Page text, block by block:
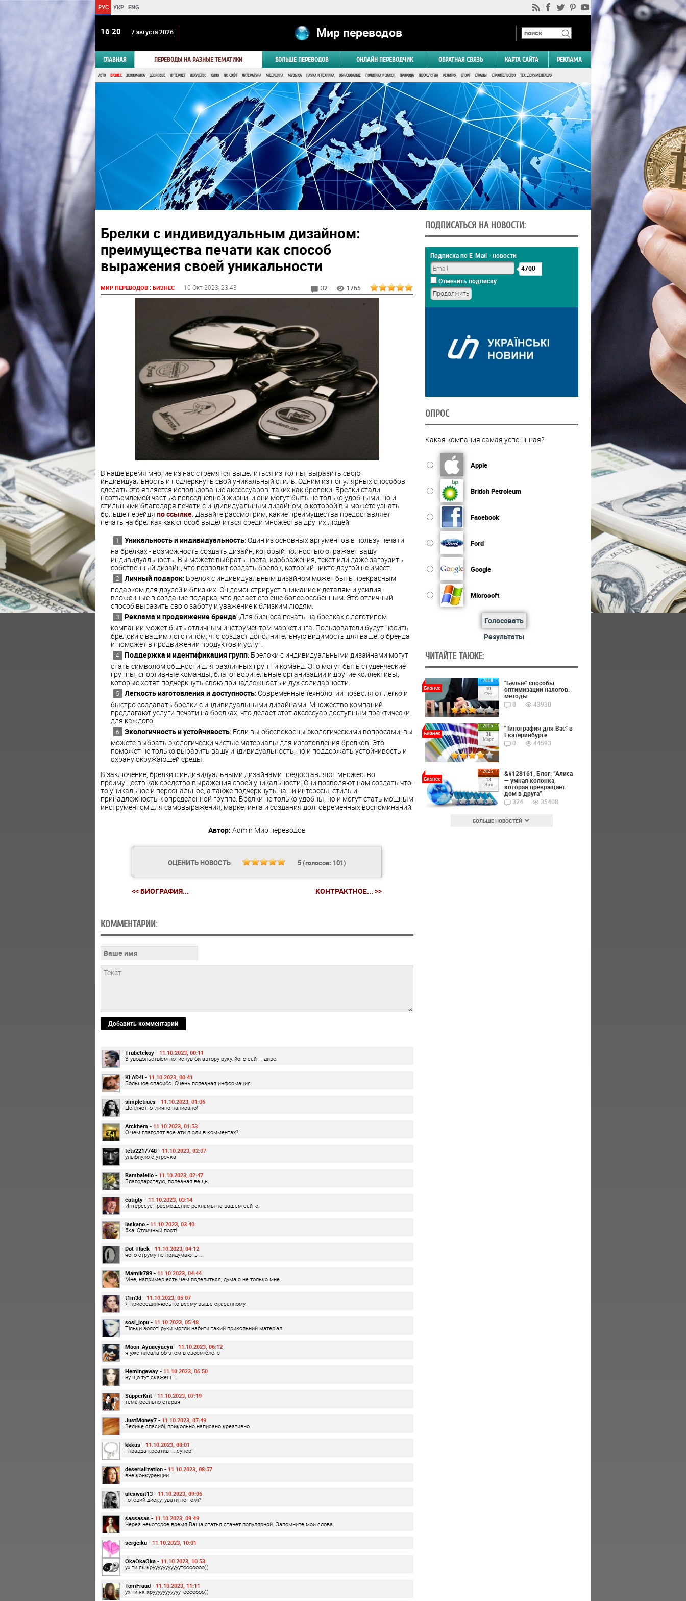
РУС УКР ENG
16:20 7 августа 2026 Мир переводов
ГЛАВНАЯ ПЕРЕВОДЫ НА РАЗНЫЕ ТЕМАТИКИ БОЛЬШЕ ПЕРЕВОДОВ ОНЛАЙН ПЕРЕВОДЧИК ОБРАТНАЯ СВЯЗЬ КАРТА САЙТА РЕКЛАМА
АВТО БИЗНЕС ЭКОНОМИКА ЗДОРОВЬЕ ИНТЕРНЕТ ИСКУССТВО КИНО ПК, СОФТ ЛИТЕРАТУРА МЕДИЦИНА МУЗЫКА НАУКА И ТЕХНИКА ОБРАЗОВАНИЕ ПОЛИТИКА И ЗАКОН ПРИРОДА ПСИХОЛОГИЯ РЕЛИГИЯ СПОРТ СТРАНЫ СТРОИТЕЛЬСТВО ТЕХ. ДОКУМЕНТАЦИЯ
Брелки с индивидуальным дизайном:
преимущества печати как способ
выражения своей уникальности
МИР ПЕРЕВОДОВ: БИЗНЕС 10 Окт 2023 , 23:43 32 1765
В наше время многие из нас стремятся выделиться из толпы, выразить свою
индивидуальность и подчеркнуть свой уникальный стиль. Одним из популярных способов
сделать это является использование аксессуаров, таких как брелоки. Брелки стали
неотъемлемой частью повседневной жизни, и они могут быть не только удобными, но и
стильными благодаря печати с индивидуальным дизайном, о которой вы можете узнать
больше перейдя по ссылке. Давайте рассмотрим, какие преимущества предоставляет
печать на брелках как способ выделиться среди множества других людей.
Уникальность и индивидуальность: Один из основных аргументов в пользу печати
на брелках - возможность создать дизайн, который полностью отражает вашу
индивидуальность. Вы можете выбрать цвета, изображения, текст или даже загрузить
собственный дизайн, что позволит создать брелок, который никто другой не имеет.
Личный подарок: Брелок с индивидуальным дизайном может быть прекрасным
подарком для друзей и близких. Он демонстрирует внимание к деталям и усилия,
вложенные в создание подарка, что делает его еще более особенным. Это отличный
способ выразить свою заботу и уважение к близким людям.
Реклама и продвижение бренда: Для бизнеса печать на брелках с логотипом
компании может быть отличным инструментом маркетинга. Пользователи будут носить
брелоки с вашим логотипом, что создаст дополнительную видимость для вашего бренда
и поможет в продвижении продуктов и услуг.
Поддержка и идентификация групп: Брелоки с индивидуальными дизайнами могут
стать символом общности для различных групп и команд. Это могут быть студенческие
группы, спортивные команды, благотворительные организации и другие коллективы,
которые хотят подчеркнуть свою принадлежность и дух солидарности.
Легкость изготовления и доступность: Современные технологии позволяют легко и
быстро создавать брелки с индивидуальными дизайнами. Множество компаний
предлагают услуги печати на брелках, что делает этот аксессуар доступным практически
для каждого.
Экологичность и устойчивость: Если вы обеспокоены экологическими вопросами, вы
можете выбрать экологически чистые материалы для изготовления брелков. Это
поможет не только выразить вашу индивидуальность, но и поддержать устойчивость и
охрану окружающей среды.
В заключение, брелки с индивидуальными дизайнами предоставляют множество
преимуществ как средство выражения своей уникальности. Они позволяют нам создать что-
то уникальное и персональное, а также подчеркнуть наши интересы, стиль и
принадлежность к определенной группе. Брелки не только удобны, но и могут стать мощным
инструментом для самовыражения, маркетинга и создания долговременных воспоминаний.
Автор: Admin Мир переводов
ОЦЕНИТЬ НОВОСТЬ 5(голосов: 101)
<< БИОГРАФИЯ... КОНТРАКТНОЕ... >>
КОММЕНТАРИИ:
Добавить комментарий
Trubetckoy - 11.10.2023, 00:11
З уводольствіем потиснув би автору руку, його сайт - диво.
KLAD4i - 11.10.2023, 00:41
Большое спасибо. Очень полезная информация
simpletrues - 11.10.2023, 01:06
Цепляет, отлично написано!
Arckhem - 11.10.2023, 01:53
О чем глаголят все эти люди в комментах?
tets2217748 - 11.10.2023, 02:07
улыбнуло с утречка
Bambaleilo - 11.10.2023, 02:47
Благодарствую, полезная вещь.
catigty - 11.10.2023, 03:14
Интересует размещение рекламы на вашем сайте.
laskano - 11.10.2023, 03:40
5ка! Отличный пост!
Dot_Hack - 11.10.2023, 04:12
чого струму не придумають ...
Mamik789 - 11.10.2023, 04:44
Мне, например есть чем поделиться, думаю не только мне.
t1m3d - 11.10.2023, 05:07
Я присоединяюсь ко всему выше сказанному.
sosi_jopu - 11.10.2023, 05:48
Тільки золоті руки могли набити такий прикольний матеріал
Moon_Ayuaeyaeya - 11.10.2023, 06:12
я уже писала об этом в своем блоге
Hemingaway - 11.10.2023, 06:50
ну що тут скажеш ...
SupperKrit - 11.10.2023, 07:19
тема реально старая
JustMoney7 - 11.10.2023, 07:49
Велике спасибі, прикольно написано креативно
kkkus - 11.10.2023, 08:01
І правда креатив ... супер!
deserialization - 11.10.2023, 08:57
вне конкуренции
alexwait13 - 11.10.2023, 09:06
Готовий дискутувати по темі?
sassasas - 11.10.2023, 09:49
Через некоторое время Ваша статья станет популярной. Запомните мои слова.
sergeiku - 11.10.2023, 10:01
OkaOkaOka - 11.10.2023, 10:53
ух ти як крууууууууууутооооооо))
TomFraud - 11.10.2023, 11:11
ух ти як крууууууууууутооооооо))
ПОДПИСАТЬСЯ НА НОВОСТИ:
Подписка по E-Mail - новости
4700
Отменить подписку
ОПРОС
Какая компания самая успешнная?
Apple
British Petroleum
Facebook
Ford
Google
Microsoft
Голосовать
Результаты
ЧИТАЙТЕ ТАКЖЕ:
2018
10
Фев
Бизнес
"Белые" способы
оптимизации налогов:
методы
0
43930
2015
31
Март
Бизнес
"Типография для Вас" в
Екатеринбурге
0
44593
2025
13
Ноя
Бизнес
&#128161; Блог: “Алиса
— умная колонка,
которая превращает
дом в друга”
324
35408
БОЛЬШЕ НОВОСТЕЙ